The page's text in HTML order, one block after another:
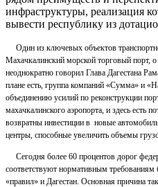
инфраструктуры, реализация
вывести республику из
Один из ключевых объектов
Махачкалинский морской торговый порт,
неоднократно говорил Глава Дагестана
плане есть, группа компаний «Сумма» и
объединению усилий по реконструкции
махачкалинского аэропорта, и здесь есть
возвратны инвестиции в новые
центры, способные увеличить объемы
Сегодня более 60 процентов дорог
соответствуют нормативным требованиям
«правил» и Дагестан. Основная причина